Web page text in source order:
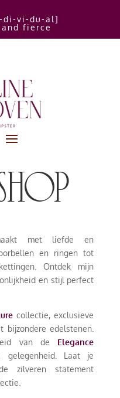
di-vi-du-al]
fierce
met liefde en
en ringen tot
Ontdek mijn
en stijl perfect
collectie, exclusieve
bijzondere edelstenen.
van de Elegance
gelegenheid. Laat je
zilveren statement